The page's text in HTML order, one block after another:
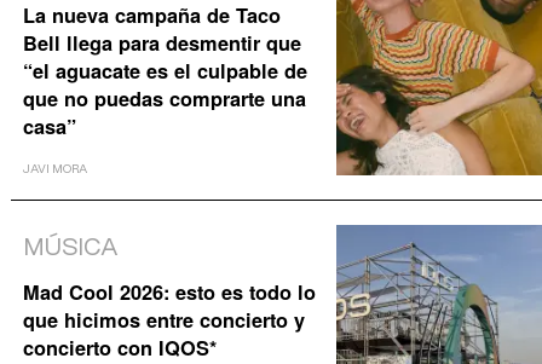
La nueva campaña de Taco
Bell llega para desmentir que
“el aguacate es el culpable de
que no puedas comprarte una
casa”
JAVI MORA
MÚSICA
Mad Cool 2026: esto es todo lo
que hicimos entre concierto y
concierto con IQOS*